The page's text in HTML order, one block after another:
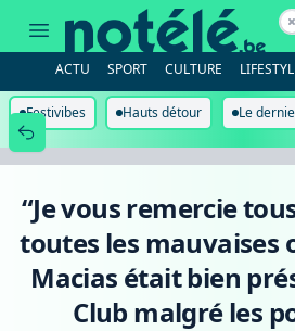
remercie
bravé
toutes
mauvaises
ondes”
Enrico
Macias
était
bien
présent
ACTU SPORT CULTURE
Festivibes Hauts détour Le
“Je vous remercie
toutes les mauvaises
Macias était bien
Club malgré les